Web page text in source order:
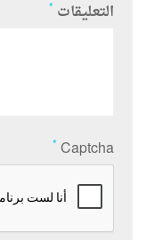
التعليقات *
Captcha
*